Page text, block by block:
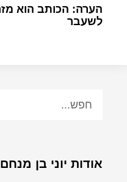
הערה: הכותב הוא
לשעבר
אודות יוני בן מנחם